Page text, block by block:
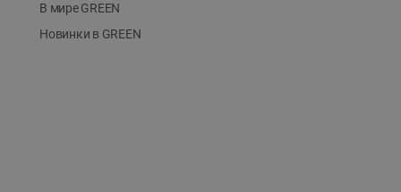
В мире GREEN
Новинки в GREEN